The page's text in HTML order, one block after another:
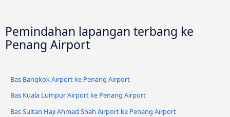
Pemindahan lapangan terbang ke
Penang Airport
Bas Bangkok Airport ke Penang Airport
Bas Kuala Lumpur Airport ke Penang Airport
Bas Sultan Haji Ahmad Shah Airport ke Penang Airport